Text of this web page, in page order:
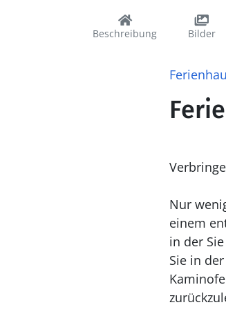
Beschreibung Bilder
Nur
einem
in der
Sie in